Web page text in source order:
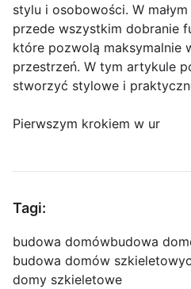
stylu i osobowości. W
przede wszystkim dobranie
które pozwolą maksymalnie
przestrzeń. W tym artykule
stworzyć stylowe i
Pierwszym krokiem w ur
Tagi:
budowa domówbudowa
budowa domów
domy szkieletowe